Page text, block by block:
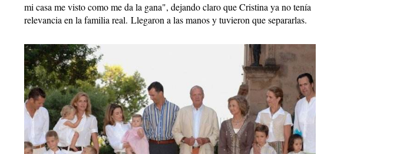
mi casa me visto como me da la gana", dejando claro que Cristina ya no tenía
relevancia en la familia real. Llegaron a las manos y tuvieron que separarlas.